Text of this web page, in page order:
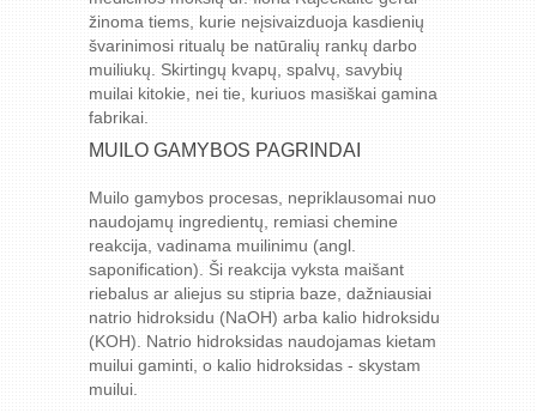
žinoma tiems, kurie neįsivaizduoja kasdienių
švarinimosi ritualų be natūralių rankų darbo
muiliukų. Skirtingų kvapų, spalvų, savybių
muilai kitokie, nei tie, kuriuos masiškai gamina
fabrikai.
MUILO GAMYBOS PAGRINDAI
Muilo gamybos procesas, nepriklausomai nuo
naudojamų ingredientų, remiasi chemine
reakcija, vadinama muilinimu (angl.
saponification). Ši reakcija vyksta maišant
riebalus ar aliejus su stipria baze, dažniausiai
natrio hidroksidu (NaOH) arba kalio hidroksidu
(KOH). Natrio hidroksidas naudojamas kietam
muilui gaminti, o kalio hidroksidas - skystam
muilui.